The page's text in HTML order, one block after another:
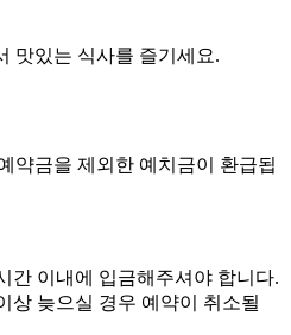
맛있는 식사를 즐기세요.
약금을 제외한 예치금이 환급됩
간 이내에 입금해주셔야 합니다.
상 늦으실 경우 예약이 취소될